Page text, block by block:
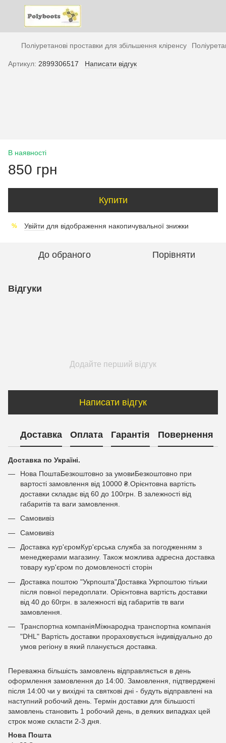
Поліуретанові проставки для збільшення кліренсу
Артикул: 2899306517 Написати відгук
В наявності
850 грн
Купити
% Увійти для відображення накопичувальної знижки
До обраного Порівняти
Відгуки
Додайте перший відгук
Написати відгук
Доставка Оплата Гарантія Повернення
Доставка по Україні.
Нова ПоштаБезкоштовно за умовиБезкоштовно при
вартості замовлення від 10000 ₴.Орієнтовна вартість
доставки складає від 60 до 100грн. В залежності від
габаритів та ваги замовлення.
Самовивіз
Самовивіз
Доставка кур'єромКур'єрська служба за погодженням з
менеджерами магазину. Також можлива адресна доставка
товару кур'єром по домовленості сторін
Доставка поштою "Укрпошта"Доставка Укрпоштою тільки
після повної передоплати. Орієнтовна вартість доставки
від 40 до 60грн. в залежності від габаритів тв ваги
замовлення.
Транспортна компаніяМіжнародна транспортна компанія
"DHL" Вартість доставки прораховується індивідуально до
умов регіону в який планується доставка.
Переважна більшість замовлень відправляється в день
оформлення замовлення до 14:00. Замовлення, підтверджені
після 14:00 чи у вихідні та святкові дні - будуть відправлені на
наступний робочий день. Термін доставки для більшості
замовлень становить 1 робочий день, в деяких випадках цей
строк може скласти 2-3 дня.
Нова Пошта